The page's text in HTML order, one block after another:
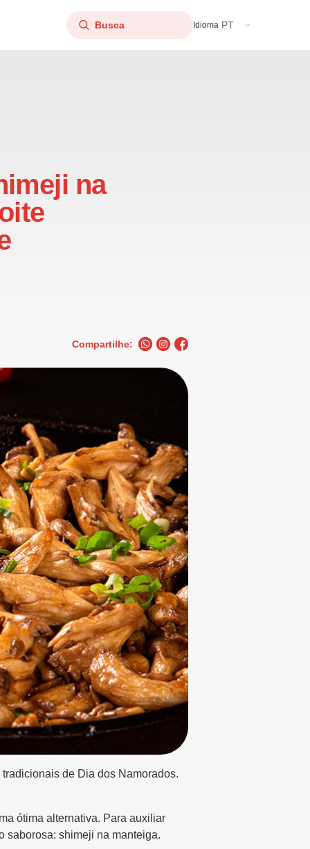
Idioma PT
na
Compartilhe:
de Dia dos Namorados.
ótima alternativa. Para auxiliar
saborosa: shimeji na manteiga.